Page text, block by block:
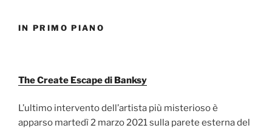
IN PRIMO PIANO
The Create Escape di Banksy
L’ultimo intervento dell’artista più misterioso è
apparso martedì 2 marzo 2021 sulla parete esterna del